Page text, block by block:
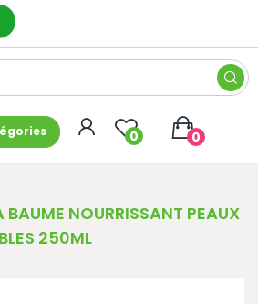
0 0
BAUME NOURRISSANT PEAUX
250ML